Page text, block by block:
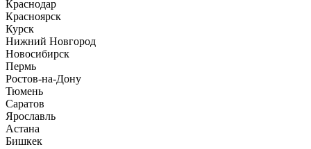
Краснодар
Красноярск
Курск
Нижний Новгород
Новосибирск
Пермь
Ростов-на-Дону
Тюмень
Саратов
Ярославль
Астана
Бишкек